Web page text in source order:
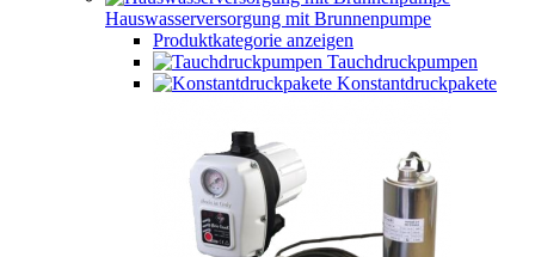
Hauswasserversorgung mit Brunnenpumpe
Produktkategorie anzeigen
Tauchdruckpumpen
Konstantdruckpakete